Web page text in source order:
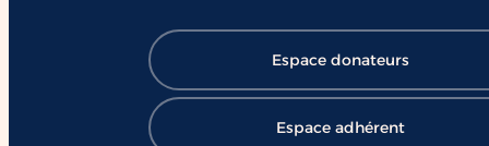
#ChangerDesVies
Espace donateurs
Espace adhérent